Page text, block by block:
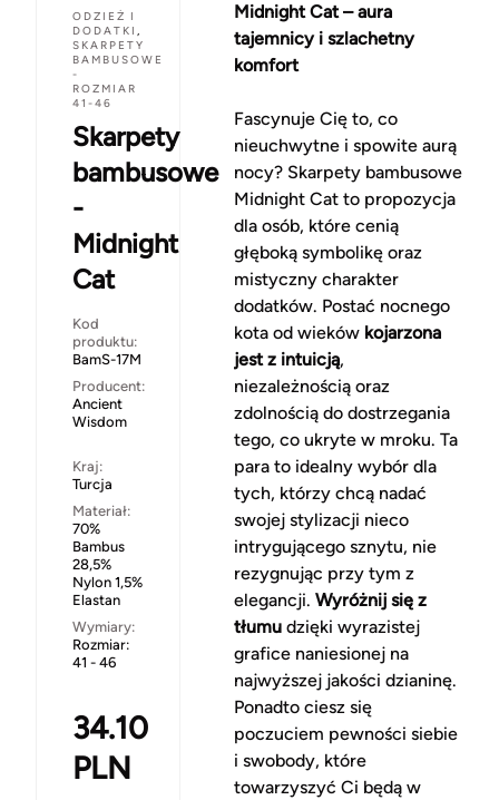
ODZIEŻ I
DODATKI ,
SKARPETY
BAMBUSOWE
-
ROZMIAR
41-46
Skarpety
bambusowe
-
Midnight
Cat
Kod
produktu:
BamS-17M
Producent:
Ancient
Wisdom
Kraj:
Turcja
Materiał:
70%
Bambus
28,5%
Nylon 1,5%
Elastan
Wymiary:
Rozmiar:
41 - 46
34.10
PLN
Midnight Cat – aura
tajemnicy i szlachetny
komfort
Fascynuje Cię to, co
nieuchwytne i spowite aurą
nocy? Skarpety bambusowe
Midnight Cat to propozycja
dla osób, które cenią
głęboką symbolikę oraz
mistyczny charakter
dodatków. Postać nocnego
kota od wieków kojarzona
jest z intuicją,
niezależnością oraz
zdolnością do dostrzegania
tego, co ukryte w mroku. Ta
para to idealny wybór dla
tych, którzy chcą nadać
swojej stylizacji nieco
intrygującego sznytu, nie
rezygnując przy tym z
elegancji. Wyróżnij się z
tłumudzięki wyrazistej
grafice naniesionej na
najwyższej jakości dzianinę.
Ponadto ciesz się
poczuciem pewności siebie
i swobody, które
towarzyszyć Ci będą w